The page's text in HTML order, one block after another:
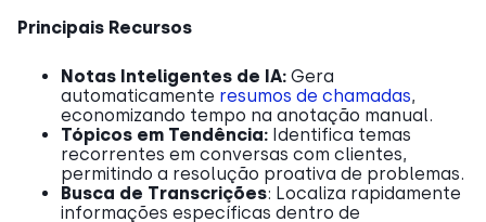
Principais Recursos
Notas Inteligentes de IA: Gera
automaticamente resumos de chamadas,
economizando tempo na anotação manual.
Tópicos em Tendência: Identifica temas
recorrentes em conversas com clientes,
permitindo a resolução proativa de problemas.
Busca de Transcrições: Localiza rapidamente
informações específicas dentro de